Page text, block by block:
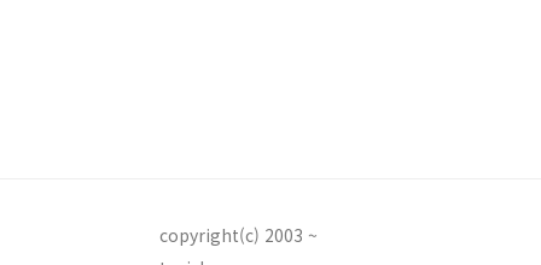
copyright(c) 2003 ~